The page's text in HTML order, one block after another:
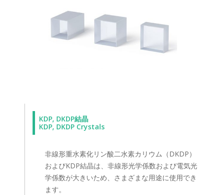
KDP, DKDP結晶
KDP, DKDP Crystals
非線形重水素化リン酸二水素カリウム（DKDP）
およびKDP結晶は、非線形光学係数および電気光
学係数が大きいため、さまざまな用途に使用でき
ます。